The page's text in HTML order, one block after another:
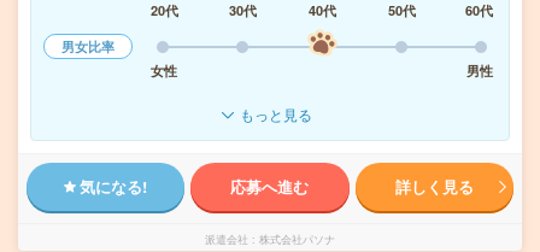
20代
30代 40代 50代
60代
男女比率
女性
男性
もっと見る
気になる! 応募へ進む 詳しく見る
派遣会社 株式会社パソナ